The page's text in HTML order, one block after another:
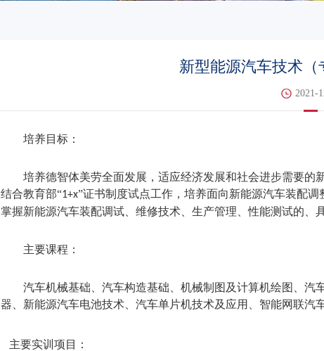
新型能源汽车技术（
2021-
培养目标：
培养德智体美劳全面发展，适应经济发展和社会进步需要
结合教育部“1+x”证书制度试点工作，培养面向新能源汽车装配
掌握新能源汽车装配调试、维修技术、生产管理、性能测试的、
主要课程：
汽车机械基础、汽车构造基础、机械制图及计算机绘图、
器、新能源汽车电池技术、汽车单片机技术及应用、智能网联汽
主要实训项目：